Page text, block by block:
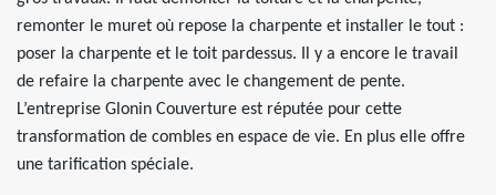
remonter le muret où repose la charpente et installer le tout :
poser la charpente et le toit pardessus. Il y a encore le travail
de refaire la charpente avec le changement de pente.
L’entreprise Glonin Couverture est réputée pour cette
transformation de combles en espace de vie. En plus elle offre
une tarification spéciale.